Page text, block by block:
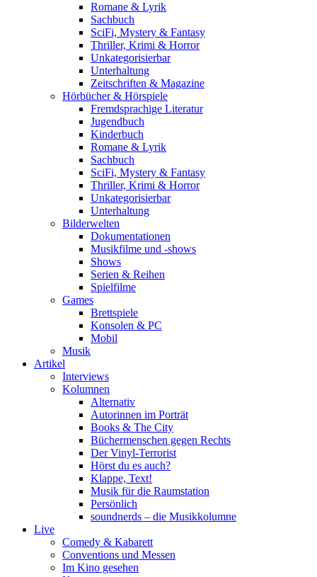
Romane & Lyrik
Sachbuch
SciFi, Mystery & Fantasy
Thriller, Krimi & Horror
Unkategorisierbar
Unterhaltung
Zeitschriften & Magazine
Hörbücher & Hörspiele
Fremdsprachige Literatur
Jugendbuch
Kinderbuch
Romane & Lyrik
Sachbuch
SciFi, Mystery & Fantasy
Thriller, Krimi & Horror
Unkategorisierbar
Unterhaltung
Bilderwelten
Dokumentationen
Musikfilme und -shows
Shows
Serien & Reihen
Spielfilme
Games
Brettspiele
Konsolen & PC
Mobil
Musik
Artikel
Interviews
Kolumnen
Alternativ
Autorinnen im Porträt
Books & The City
Büchermenschen gegen Rechts
Der Vinyl-Terrorist
Hörst du es auch?
Klappe, Text!
Musik für die Raumstation
Persönlich
soundnerds – die Musikkolumne
Live
Comedy & Kabarett
Conventions und Messen
Im Kino gesehen